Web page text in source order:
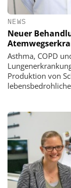
NEWS
Neuer
Asthma, COPD
Produktion von